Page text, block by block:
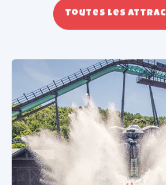
Toutes les